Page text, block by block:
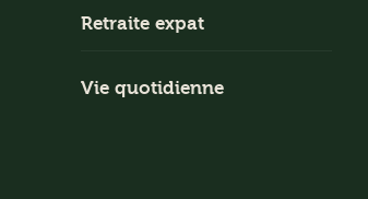
Retraite expat
Vie quotidienne